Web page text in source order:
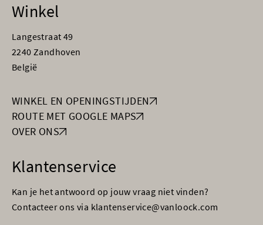
Winkel
Langestraat 49
2240 Zandhoven
België
WINKEL EN OPENINGSTIJDEN
ROUTE MET GOOGLE MAPS
OVER ONS
Klantenservice
Kan je het antwoord op jouw vraag niet vinden?
Contacteer ons via klantenservice@vanloock.com